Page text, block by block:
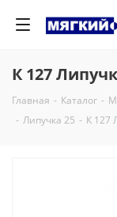
К 127
Главная - Каталог -
- Липучка 25 - К 127